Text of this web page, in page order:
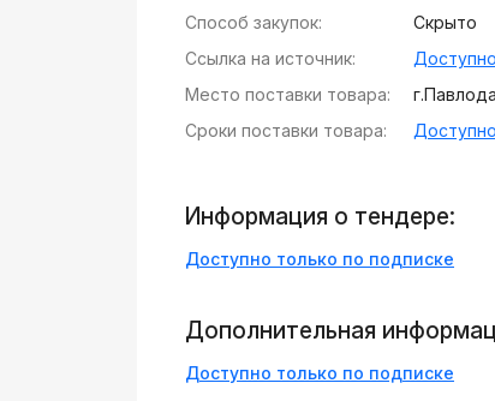
Способ закупок:
Скрыто
Ссылка на источник:
Место поставки товара:
Сроки поставки товара:
Информация о тендере:
Доступно только по подписке
Дополнительная
Доступно только по подписке